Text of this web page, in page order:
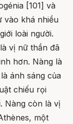
[101] và
vào khá nhiều
loài người.
vị nữ thần đã
hơn. Nàng là
ánh sáng của
chiếu rọi
Nàng còn là vị
một